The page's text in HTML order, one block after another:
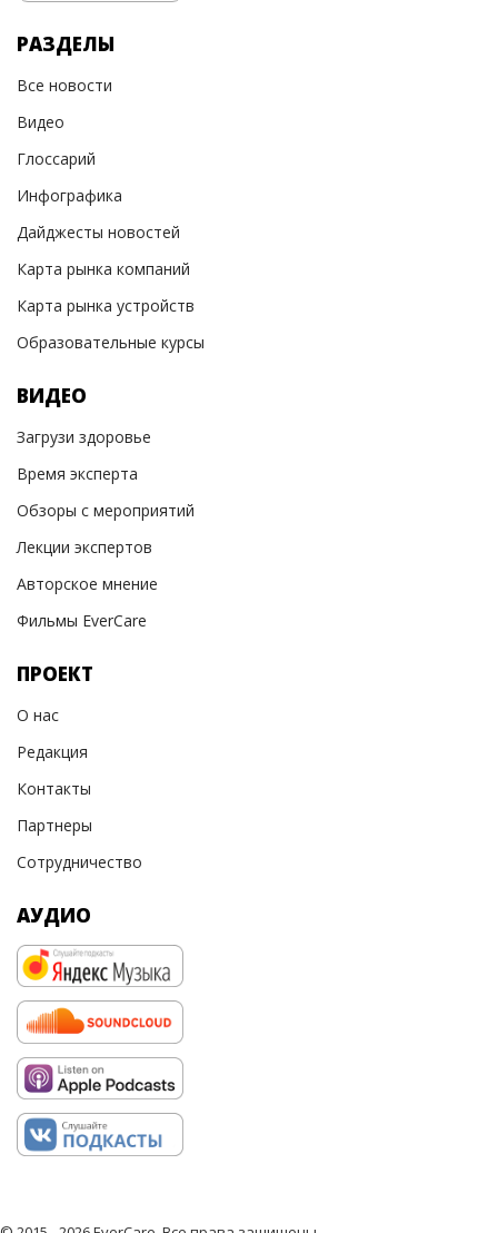
РАЗДЕЛЫ
Все новости
Видео
Глоссарий
Инфографика
Дайджесты новостей
Карта рынка компаний
Карта рынка устройств
Образовательные курсы
ВИДЕО
Загрузи здоровье
Время эксперта
Обзоры с мероприятий
Лекции экспертов
Авторское мнение
Фильмы EverCare
ПРОЕКТ
О нас
Редакция
Контакты
Партнеры
Сотрудничество
АУДИО